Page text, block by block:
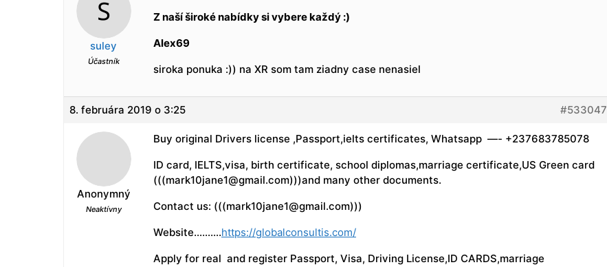
suley
Účastník
Z naší široké nabídky si vybere každý :)
Alex69
siroka ponuka :)) na XR som tam ziadny case nenasiel
8. februára 2019 o 3:25 #533047
Anonymný
Neaktívny
Buy original Drivers license ,Passport,ielts certificates, Whatsapp —- +237683785078
ID card, IELTS,visa, birth certificate, school diplomas,marriage certificate,US Green card
(((mark10jane1@gmail.com)))and many other documents.
Contact us: (((mark10jane1@gmail.com)))
Website……….https://globalconsultis.com/
Apply for real and register Passport, Visa, Driving License,ID CARDS,marriage